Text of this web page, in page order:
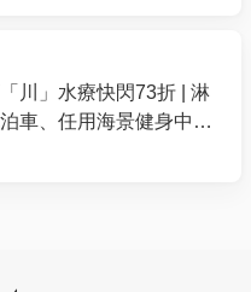
的信念及中西薈萃的
的醫療設備，提供全
、體健」的中醫診治
區（包括屯門、元
」水療快閃73折 | 淋
車、任用海景健身中心